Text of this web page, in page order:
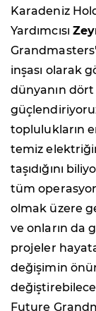
Karadeniz
Yardımcısı
inşası olarak
dünyanın
toplulukların
temiz
taşıdığını
tüm
olmak üzere
ve onların da
projeler
değişimin
Future